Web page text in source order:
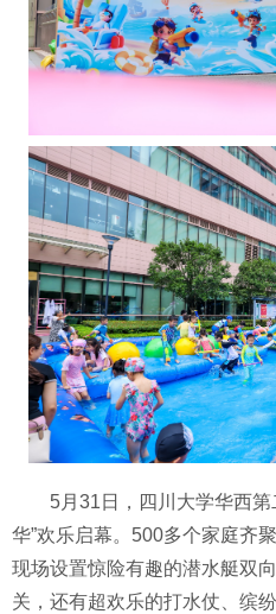
5月31日，四川大学华西
华”欢乐启幕。500多个家庭齐
现场设置惊险有趣的潜水艇双
关，还有超欢乐的打水仗、缤